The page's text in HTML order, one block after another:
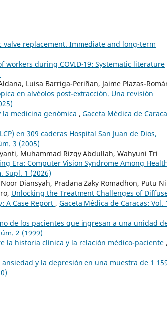
replacement. Immediate and long-term
workers during COVID-19: Systematic literature
Luisa Barriga-Periñan, Jaime Plazas-
en alvéolos post-extracción. Una revisión
medicina genómica , Gaceta Médica de
en 309 caderas Hospital San Juan de Dios,
3 (2005)
Muhammad Rizqy Abdullah, Wahyuni Tri
Era: Computer Vision Syndrome Among Health
Supl. 1 (2026)
Diansyah, Pradana Zaky Romadhon, Putu
Unlocking the Treatment Challenges of
A Case Report , Gaceta Médica de Caracas: Vol.
de los pacientes que ingresan a una unidad
2 (1999)
la historia clínica y la relación médico-paciente ,
y la depresión en una muestra de 1 159